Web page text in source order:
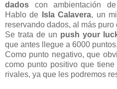
dados con ambientación
Hablo de
Isla Calavera, un
reservando dados, al más puro
Se trata de un push your
que antes llegue a 6000 puntos.
Como punto negativo, que
como punto positivo que tiene
rivales, ya que les podremos